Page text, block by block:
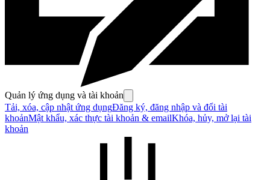
Quản lý ứng dụng và tài khoản
Tải, xóa, cập nhật ứng dụngĐăng ký, đăng nhập và đổi tài
khoảnMật khẩu, xác thực tài khoản & emailKhóa, hủy, mở lại tài
khoản